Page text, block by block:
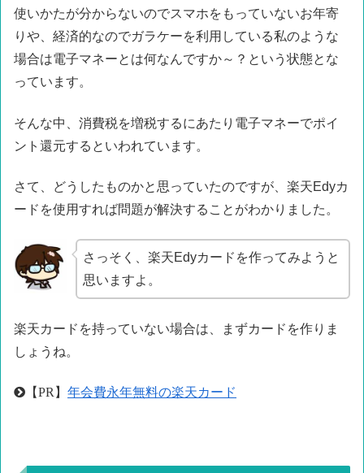
使いかたが分からないのでスマホをもっていないお年寄
りや、経済的なのでガラケーを利用している私のような
場合は電子マネーとは何なんですか～？という状態とな
っています。
そんな中、消費税を増税するにあたり電子マネーでポイ
ント還元するといわれています。
さて、どうしたものかと思っていたのですが、楽天Edyカ
ードを使用すれば問題が解決することがわかりました。
さっそく、楽天Edyカードを作ってみようと
思いますよ。
楽天カードを持っていない場合は、まずカードを作りま
しょうね。
【PR】 年会費永年無料の楽天カード